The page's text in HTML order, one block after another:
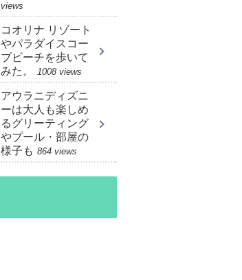
views
コオリナ リゾート
やパラダイスコー
ブビーチを歩いて
みた。
1008 views
アウラニディズニ
ーは大人も楽しめ
るグリーティング
やプール・部屋の
様子も 864 views